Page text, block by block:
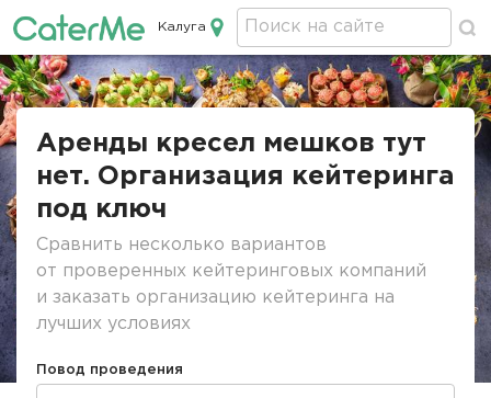
Кейтеринг в Калуге
Калуга
Строка
Аренды кресел мешков тут
нет. Организация кейтеринга
под ключ
Сравнить несколько вариантов
от проверенных кейтеринговых компаний
и заказать организацию кейтеринга на
лучших условиях
Повод проведения